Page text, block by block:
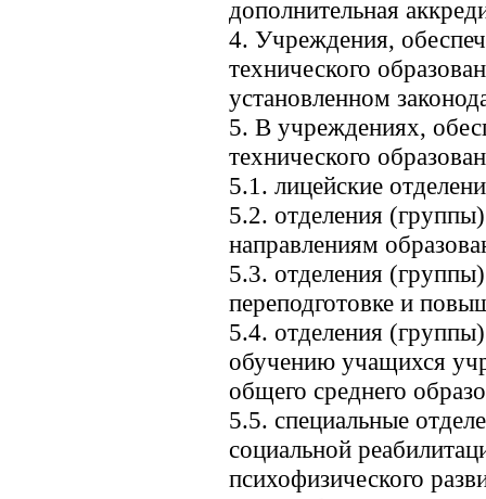
дополнительная
4. Учреждения,
технического
установленном
5. В учреждениях,
технического
5.1. лицейские
5.2. отделения
направлениям
5.3. отделения
переподготовке и
5.4. отделения
обучению учащихся
общего среднего
5.5. специальные
социальной
психофизического